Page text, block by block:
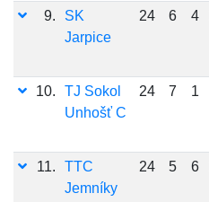
9.
SK
Jarpice
24 6 4
10.
TJ Sokol
Unhošť C
24 7 1
11.
TTC
Jemníky
24 5 6